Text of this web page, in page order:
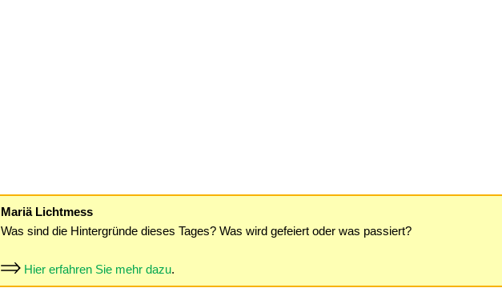
Mariä Lichtmess
Was sind die Hintergründe dieses Tages? Was wird gefeiert oder was passiert?
Hier erfahren Sie mehr dazu.